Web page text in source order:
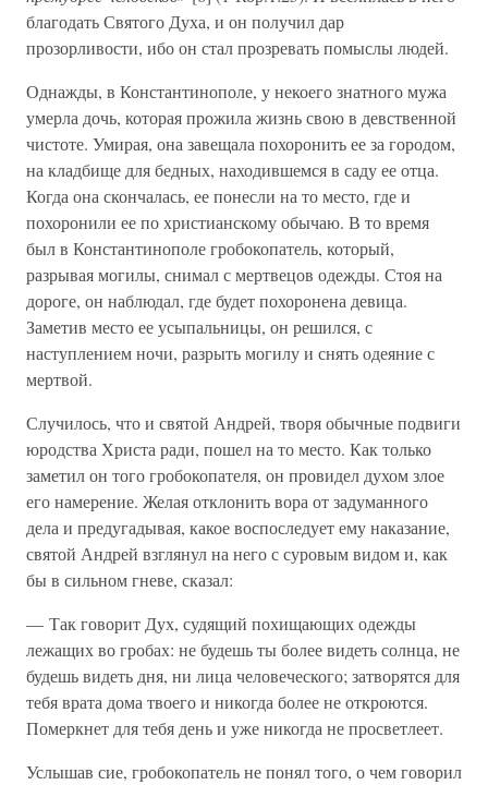
благодать Святого Духа, и он получил дар
прозорливости, ибо он стал прозревать помыслы людей.
Однажды, в Константинополе, у некоего знатного мужа
умерла дочь, которая прожила жизнь свою в девственной
чистоте. Умирая, она завещала похоронить ее за городом,
на кладбище для бедных, находившемся в саду ее отца.
Когда она скончалась, ее понесли на то место, где и
похоронили ее по христианскому обычаю. В то время
был в Константинополе гробокопатель, который,
разрывая могилы, снимал с мертвецов одежды. Стоя на
дороге, он наблюдал, где будет похоронена девица.
Заметив место ее усыпальницы, он решился, с
наступлением ночи, разрыть могилу и снять одеяние с
мертвой.
Случилось, что и святой Андрей, творя обычные подвиги
юродства Христа ради, пошел на то место. Как только
заметил он того гробокопателя, он провидел духом злое
его намерение. Желая отклонить вора от задуманного
дела и предугадывая, какое воспоследует ему наказание,
святой Андрей взглянул на него с суровым видом и, как
бы в сильном гневе, сказал:
— Так говорит Дух, судящий похищающих одежды
лежащих во гробах: не будешь ты более видеть солнца, не
будешь видеть дня, ни лица человеческого; затворятся для
тебя врата дома твоего и никогда более не откроются.
Померкнет для тебя день и уже никогда не просветлеет.
Услышав сие, гробокопатель не понял того, о чем говорил